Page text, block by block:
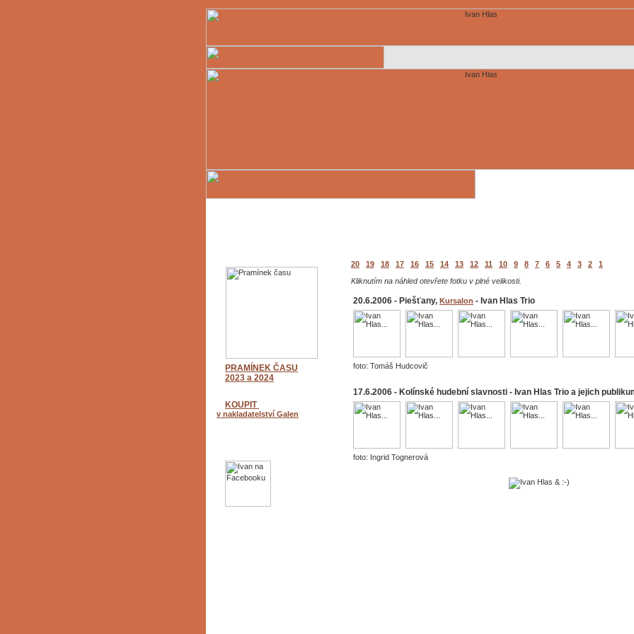
PRAMÍNEK ČASU
2023 a 2024
KOUPIT
v nakladatelství Galen
20 19 18 17 16 15 14 13 12 11 10 9 8 7 6 5 4 3 2
1
Kliknutím na náhled otevřete fotku v plné velikosti.
20.6.2006 - Piešťany, Kursalon - Ivan Hlas Trio
foto: Tomáš Hudcovič
17.6.2006 - Kolínské hudební slavnosti - Ivan Hlas Trio a jejich
foto: Ingrid Tognerová